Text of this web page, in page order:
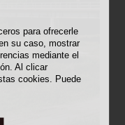
para ofrecerle
su caso, mostrar
mediante el
Al clicar
cookies. Puede